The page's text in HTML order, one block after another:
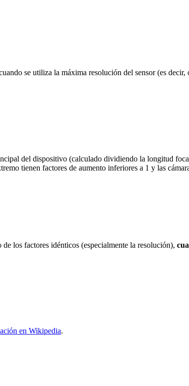
se utiliza la máxima resolución del sensor (es
del dispositivo (calculado dividiendo la longitud
tienen factores de aumento inferiores a 1 y las
los factores idénticos (especialmente la resolución),
en Wikipedia.